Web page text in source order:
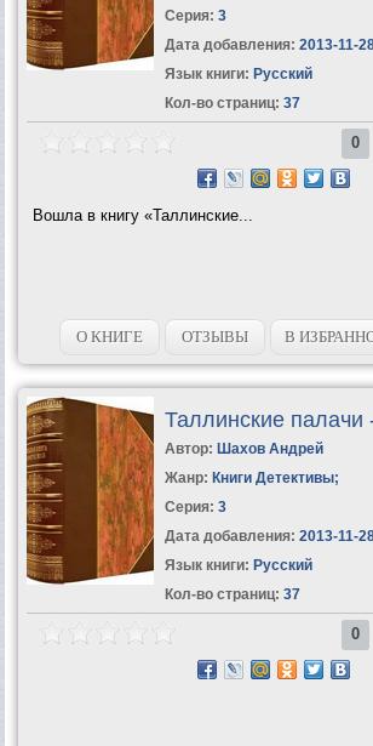
Серия: 3
Дата добавления: 2013-11-
Язык книги: Русский
Кол-во страниц: 37
0
Вошла в книгу «Таллинские...
О КНИГЕ ОТЗЫВЫ В
Таллинские палачи
Автор: Шахов Андрей
Жанр: Книги Детективы;
Серия: 3
Дата добавления: 2013-11-
Язык книги: Русский
Кол-во страниц: 37
0